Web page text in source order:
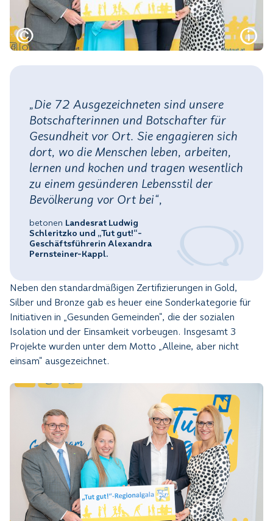
„Die 72 Ausgezeichneten sind unsere
Botschafterinnen und Botschafter für
Gesundheit vor Ort. Sie engagieren sich
dort, wo die Menschen leben, arbeiten,
lernen und kochen und tragen wesentlich
zu einem gesünderen Lebensstil der
Bevölkerung vor Ort bei“,
betonen Landesrat Ludwig
Schleritzko und „Tut gut!“-
Geschäftsführerin Alexandra
Pernsteiner-Kappl.
Neben den standardmäßigen Zertifizierungen in Gold,
Silber und Bronze gab es heuer eine Sonderkategorie für
Initiativen in „Gesunden Gemeinden“, die der sozialen
Isolation und der Einsamkeit vorbeugen. Insgesamt 3
Projekte wurden unter dem Motto „Alleine, aber nicht
einsam“ ausgezeichnet.